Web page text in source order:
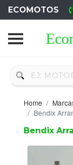
ECOMOTOS
Home
Nuevo
Campa
Motores
Home
Bendix
Bendix